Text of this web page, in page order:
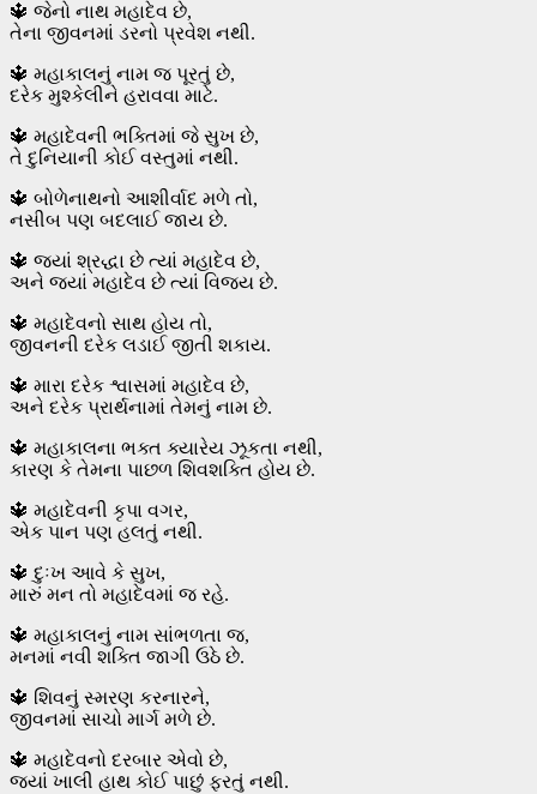
🔱 જેનો નાથ મહાદેવ છે,
તેના જીવનમાં ડરનો પ્રવેશ નથી.
🔱 મહાકાલનું નામ જ પૂરતું છે,
દરેક મુશ્કેલીને હરાવવા માટે.
🔱 મહાદેવની ભક્તિમાં જે સુખ છે,
તે દુનિયાની કોઈ વસ્તુમાં નથી.
🔱 બોળેનાથનો આશીર્વાદ મળે તો,
નસીબ પણ બદલાઈ જાય છે.
🔱 જ્યાં શ્રદ્ધા છે ત્યાં મહાદેવ છે,
અને જ્યાં મહાદેવ છે ત્યાં વિજય છે.
🔱 મહાદેવનો સાથ હોય તો,
જીવનની દરેક લડાઈ જીતી શકાય.
🔱 મારા દરેક શ્વાસમાં મહાદેવ છે,
અને દરેક પ્રાર્થનામાં તેમનું નામ છે.
🔱 મહાકાલના ભક્ત ક્યારેય ઝૂકતા નથી,
કારણ કે તેમના પાછળ શિવશક્તિ હોય છે.
🔱 મહાદેવની કૃપા વગર,
એક પાન પણ હલતું નથી.
🔱 દુઃખ આવે કે સુખ,
મારું મન તો મહાદેવમાં જ રહે.
🔱 મહાકાલનું નામ સાંભળતા જ,
મનમાં નવી શક્તિ જાગી ઉઠે છે.
🔱 શિવનું સ્મરણ કરનારને,
જીવનમાં સાચો માર્ગ મળે છે.
🔱 મહાદેવનો દરબાર એવો છે,
જ્યાં ખાલી હાથ કોઈ પાછું ફરતું નથી.